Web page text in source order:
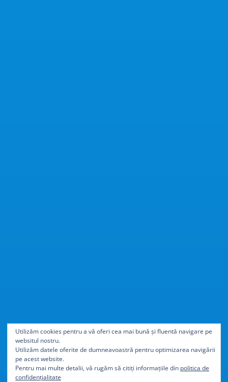
Cu40% mai ușordecât
aluminiul
Utilizăm cookies pentru a vă oferi cea mai bună și fluentă navigare pe
websitul nostru.
Utilizăm datele oferite de dumneavoastră pentru optimizarea navigării
pe acest website.
Pentru mai multe detalii, vă rugăm să citiți informațiile din politica de
confidențialitate